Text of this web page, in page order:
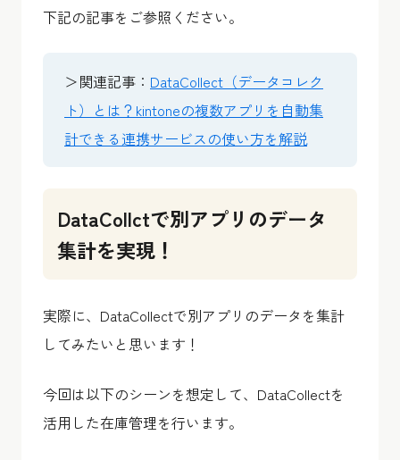
下記の記事をご参照ください。
＞関連記事： DataCollect（データコレク
ト）とは？kintoneの複数アプリを自動集
計できる連携サービスの使い方を解説
DataCollctで別アプリのデータ
集計を実現！
実際に、DataCollectで別アプリのデータを集計
してみたいと思います！
今回は以下のシーンを想定して、DataCollectを
活用した在庫管理を行います。